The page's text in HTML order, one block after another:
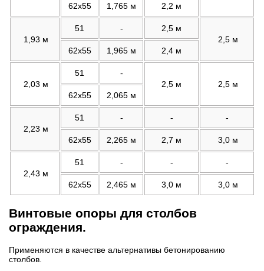
62х55
1,765 м 2,2 м
1,93 м
51 -
2,5 м
2,5 м
62х55
1,965 м 2,4 м
2,03 м
51
-
2,5 м
2,5 м
62х55
2,065 м
2,23 м
51 - - -
62х55 2,265 м 2,7 м 3,0 м
2,43 м
51 - - -
62х55 2,465 м 3,0 м 3,0 м
Винтовые опоры для столбов
ограждения.
Применяются в качестве альтернативы бетонированию
столбов.